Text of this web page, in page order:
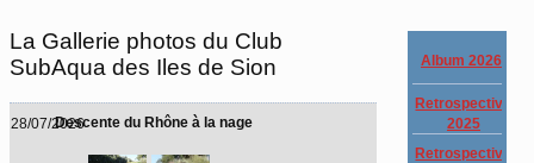
La Gallerie photos du Club
SubAqua des Iles de Sion
28/07/2026Descente du Rhône à la nage
Album 2026
Retrospective
2025
Retrospective